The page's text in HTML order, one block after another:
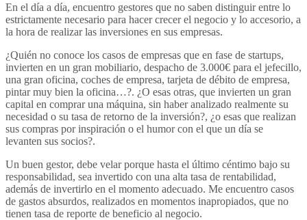
En el día a día, encuentro gestores que no saben distinguir entre lo
estrictamente necesario para hacer crecer el negocio y lo accesorio, a
la hora de realizar las inversiones en sus empresas.
¿Quién no conoce los casos de empresas que en fase de startups,
invierten en un gran mobiliario, despacho de 3.000€ para el jefecillo,
una gran oficina, coches de empresa, tarjeta de débito de empresa,
pintar muy bien la oficina…?. ¿O esas otras, que invierten un gran
capital en comprar una máquina, sin haber analizado realmente su
necesidad o su tasa de retorno de la inversión?, ¿o esas que realizan
sus compras por inspiración o el humor con el que un día se
levanten sus socios?.
Un buen gestor, debe velar porque hasta el último céntimo bajo su
responsabilidad, sea invertido con una alta tasa de rentabilidad,
además de invertirlo en el momento adecuado. Me encuentro casos
de gastos absurdos, realizados en momentos inapropiados, que no
tienen tasa de reporte de beneficio al negocio.